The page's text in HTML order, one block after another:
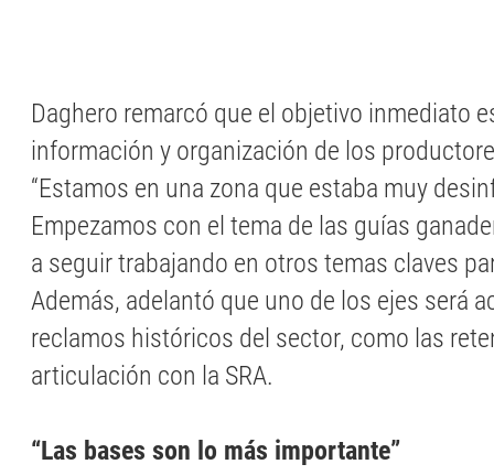
Daghero remarcó que el objetivo inmediato
información y organización de los
“Estamos en una zona que estaba muy
Empezamos con el tema de las guías
a seguir trabajando en otros temas claves
Además, adelantó que uno de los ejes será
reclamos históricos del sector, como las
articulación con la SRA.
“Las bases son lo más importante”